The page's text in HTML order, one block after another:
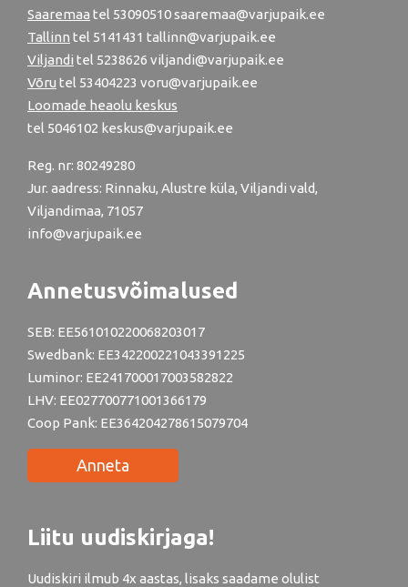
Saaremaa tel 53090510 saaremaa@varjupaik.ee
Tallinn tel 5141431 tallinn@varjupaik.ee
Viljandi tel 5238626 viljandi@varjupaik.ee
Võru tel 53404223 voru@varjupaik.ee
Loomade heaolu keskus
tel 5046102 keskus@varjupaik.ee
Reg. nr: 80249280
Jur. aadress: Rinnaku, Alustre küla, Viljandi vald,
Viljandimaa, 71057
info@varjupaik.ee
Annetusvõimalused
SEB: EE561010220068203017
Swedbank: EE342200221043391225
Luminor: EE241700017003582822
LHV: EE027700771001366179
Coop Pank: EE364204278615079704
Anneta
Liitu uudiskirjaga!
Uudiskiri ilmub 4x aastas, lisaks saadame olulist